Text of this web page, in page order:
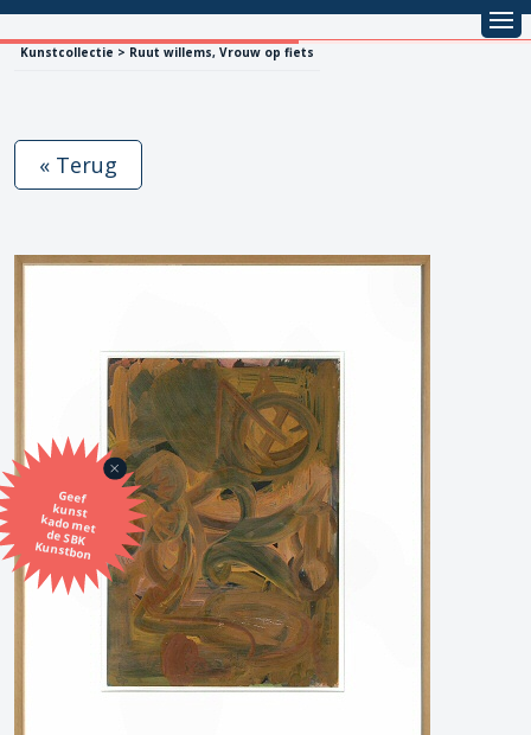
Kunstcollectie > Ruut willems, Vrouw op fiets
Geef
kunst
kado met
de SBK
Kunstbon
« Terug